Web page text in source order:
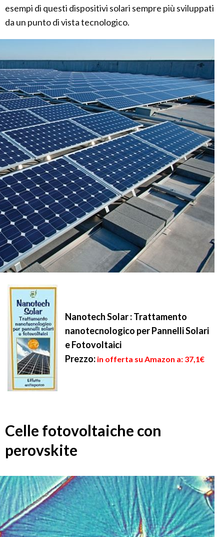
esempi di questi dispositivi solari sempre più sviluppati
da un punto di vista tecnologico.
Nanotech Solar : Trattamento
nanotecnologico per Pannelli Solari
e Fotovoltaici
Prezzo: in offerta su Amazon a: 37,1€
Celle fotovoltaiche con
perovskite